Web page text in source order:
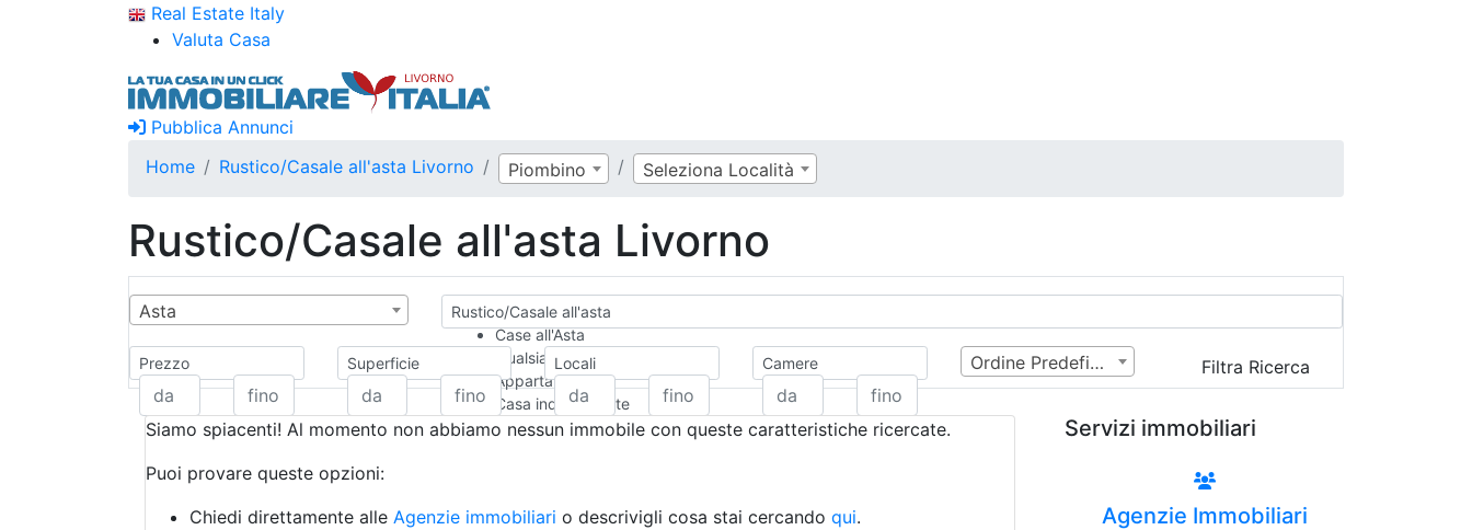
Real Estate Italy
Valuta Casa
Pubblica Annunci
Home
Rustico/Casale all'asta Livorno Piombino Seleziona Località
Rustico/Casale all'asta Livorno
Asta
Rustico/Casale all'asta
Case all'Asta
Qualsiasi
Appartamento
Casa indipendente
Casa Semi-indipendente
Rustico/Casale
Prezzo Superficie Locali Camere Ordine Predefinito Filtra Ricerca
Siamo spiacenti! Al momento non abbiamo nessun immobile con queste caratteristiche ricercate.
Puoi provare queste opzioni:
Chiedi direttamente alle Agenzie immobiliari o descrivigli cosa stai cercando qui.
Servizi immobiliari
Agenzie Immobiliari